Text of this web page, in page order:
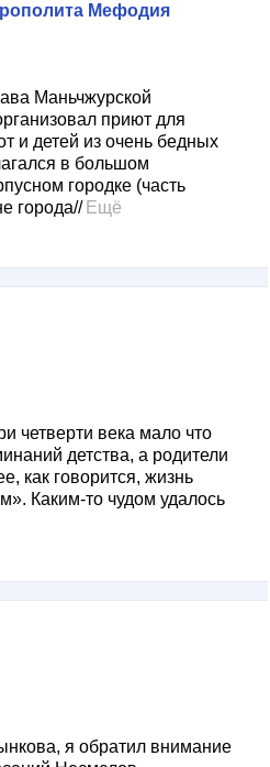
Мефодия
Маньчжурской
приют для
и детей из очень бедных
в большом
городке (часть
города// Ещё
четверти века мало что
детства, а родители
как говорится, жизнь
Каким-то чудом удалось
я обратил внимание